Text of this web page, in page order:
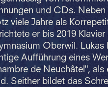
und CDs. Neben
viele Jahre als
er bis 2019 Klavier
Oberwil. Lukas
Aufführung eines
de Neuchâtel", als
Seither bildet das